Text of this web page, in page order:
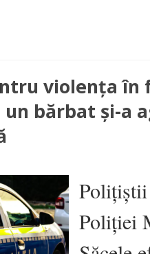
violența în
un bărbat și-a
Poliției